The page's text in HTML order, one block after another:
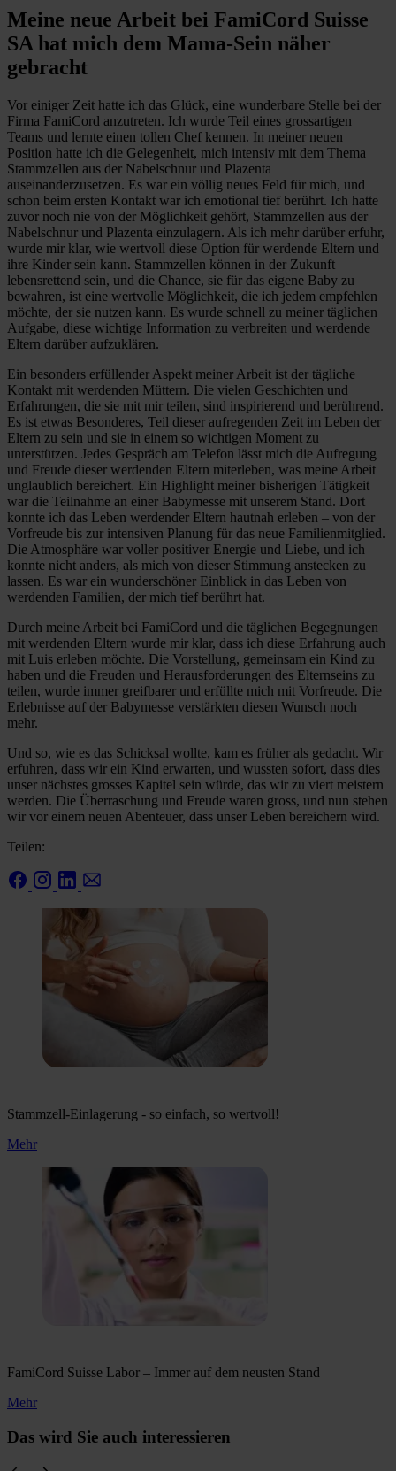
Meine neue Arbeit bei FamiCord Suisse
SA hat mich dem Mama-Sein näher
gebracht
Vor einiger Zeit hatte ich das Glück, eine wunderbare Stelle bei der
Firma FamiCord anzutreten. Ich wurde Teil eines grossartigen
Teams und lernte einen tollen Chef kennen. In meiner neuen
Position hatte ich die Gelegenheit, mich intensiv mit dem Thema
Stammzellen aus der Nabelschnur und Plazenta
auseinanderzusetzen. Es war ein völlig neues Feld für mich, und
schon beim ersten Kontakt war ich emotional tief berührt. Ich hatte
zuvor noch nie von der Möglichkeit gehört, Stammzellen aus der
Nabelschnur und Plazenta einzulagern. Als ich mehr darüber erfuhr,
wurde mir klar, wie wertvoll diese Option für werdende Eltern und
ihre Kinder sein kann. Stammzellen können in der Zukunft
lebensrettend sein, und die Chance, sie für das eigene Baby zu
bewahren, ist eine wertvolle Möglichkeit, die ich jedem empfehlen
möchte, der sie nutzen kann. Es wurde schnell zu meiner täglichen
Aufgabe, diese wichtige Information zu verbreiten und werdende
Eltern darüber aufzuklären.
Ein besonders erfüllender Aspekt meiner Arbeit ist der tägliche
Kontakt mit werdenden Müttern. Die vielen Geschichten und
Erfahrungen, die sie mit mir teilen, sind inspirierend und berührend.
Es ist etwas Besonderes, Teil dieser aufregenden Zeit im Leben der
Eltern zu sein und sie in einem so wichtigen Moment zu
unterstützen. Jedes Gespräch am Telefon lässt mich die Aufregung
und Freude dieser werdenden Eltern miterleben, was meine Arbeit
unglaublich bereichert. Ein Highlight meiner bisherigen Tätigkeit
war die Teilnahme an einer Babymesse mit unserem Stand. Dort
konnte ich das Leben werdender Eltern hautnah erleben – von der
Vorfreude bis zur intensiven Planung für das neue Familienmitglied.
Die Atmosphäre war voller positiver Energie und Liebe, und ich
konnte nicht anders, als mich von dieser Stimmung anstecken zu
lassen. Es war ein wunderschöner Einblick in das Leben von
werdenden Familien, der mich tief berührt hat.
Durch meine Arbeit bei FamiCord und die täglichen Begegnungen
mit werdenden Eltern wurde mir klar, dass ich diese Erfahrung auch
mit Luis erleben möchte. Die Vorstellung, gemeinsam ein Kind zu
haben und die Freuden und Herausforderungen des Elternseins zu
teilen, wurde immer greifbarer und erfüllte mich mit Vorfreude. Die
Erlebnisse auf der Babymesse verstärkten diesen Wunsch noch
mehr.
Und so, wie es das Schicksal wollte, kam es früher als gedacht. Wir
erfuhren, dass wir ein Kind erwarten, und wussten sofort, dass dies
unser nächstes grosses Kapitel sein würde, das wir zu viert meistern
werden. Die Überraschung und Freude waren gross, und nun stehen
wir vor einem neuen Abenteuer, dass unser Leben bereichern wird.
Teilen:
Stammzell-Einlagerung - so einfach, so wertvoll!
Mehr
FamiCord Suisse Labor – Immer auf dem neusten Stand
Mehr
Das wird Sie auch interessieren